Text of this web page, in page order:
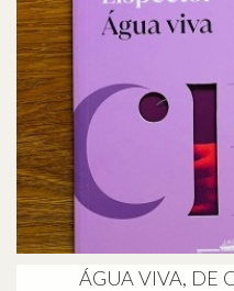
ÁGUA VIVA, DE